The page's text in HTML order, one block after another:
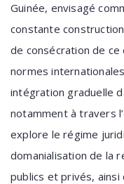
Guinée, envisagé
constante
de consécration de
normes
intégration graduelle
notamment à travers
explore le régime
domanialisation de la
publics et privés, ainsi